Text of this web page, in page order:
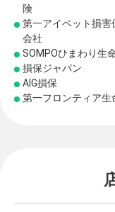
険
第一アイペット損害
会社
SOMPOひまわり生
損保ジャパン
AIG損保
第一フロンティア生